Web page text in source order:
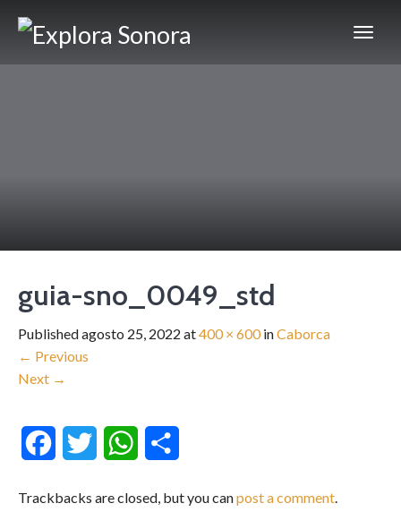
guia-sno_0049_std
Publishedagosto 25, 2022 at400 × 600inCaborca
← Previous
Next →
FacebookTwitter WhatsApp
Trackbacks are closed, but you canpost a comment.